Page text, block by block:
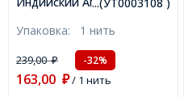
8мм, Отверстие 1мм,
около 47шт/38см/нить,
(УТ0030776)
Упаковка:1 нить
237,00 -28%
171,00 ₽/ 1 нить